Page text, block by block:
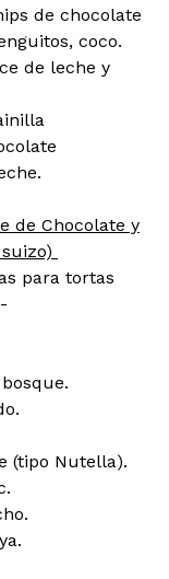
de chocolate
coco.
de leche y
de Chocolate y
para tortas
(tipo Nutella).